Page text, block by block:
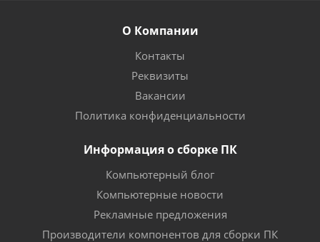
О Компании
Контакты
Реквизиты
Вакансии
Политика конфиденциальности
Информация о сборке ПК
Компьютерный блог
Компьютерные новости
Рекламные предложения
Производители компонентов для сборки ПК